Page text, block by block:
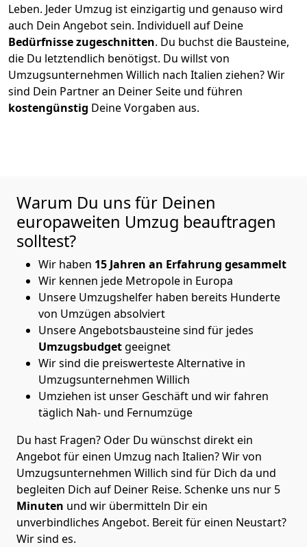
Leben. Jeder Umzug ist einzigartig und genauso wird
auch Dein Angebot sein. Individuell auf Deine
Bedürfnisse zugeschnitten. Du buchst die Bausteine,
die Du letztendlich benötigst. Du willst von
Umzugsunternehmen Willich nach Italien ziehen? Wir
sind Dein Partner an Deiner Seite und führen
kostengünstig Deine Vorgaben aus.
Warum Du uns für Deinen
europaweiten Umzug beauftragen
solltest?
Wir haben 15 Jahren an Erfahrung gesammelt
Wir kennen jede Metropole in Europa
Unsere Umzugshelfer haben bereits Hunderte
von Umzügen absolviert
Unsere Angebotsbausteine sind für jedes
Umzugsbudgetgeeignet
Wir sind die preiswerteste Alternative in
Umzugsunternehmen Willich
Umziehen ist unser Geschäft und wir fahren
täglich Nah- und Fernumzüge
Du hast Fragen? Oder Du wünschst direkt ein
Angebot für einen Umzug nach Italien? Wir von
Umzugsunternehmen Willich sind für Dich da und
begleiten Dich auf Deiner Reise. Schenke uns nur 5
Minuten und wir übermitteln Dir ein
unverbindliches Angebot. Bereit für einen Neustart?
Wir sind es.